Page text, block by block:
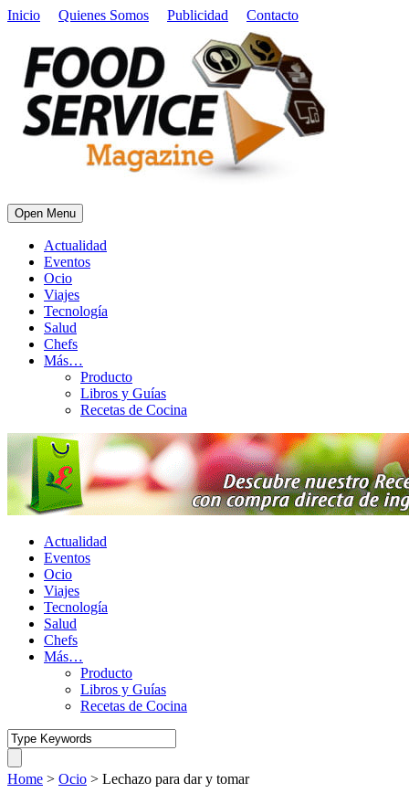
Inicio Quienes Somos Publicidad Contacto
Open Menu
Actualidad
Eventos
Ocio
Viajes
Tecnología
Salud
Chefs
Más…
Producto
Libros y Guías
Recetas de Cocina
Actualidad
Eventos
Ocio
Viajes
Tecnología
Salud
Chefs
Más…
Producto
Libros y Guías
Recetas de Cocina
Home > Ocio > Lechazo para dar y tomar